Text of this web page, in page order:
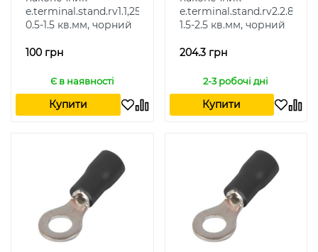
e.terminal.stand.rv1.1,25.4.black
0.5-1.5 кв.мм, чорний
100 грн
Є в наявності
Купити
1.5-2.5 кв.мм, чорний
204.3 грн
2-3 робочі дні
Купити